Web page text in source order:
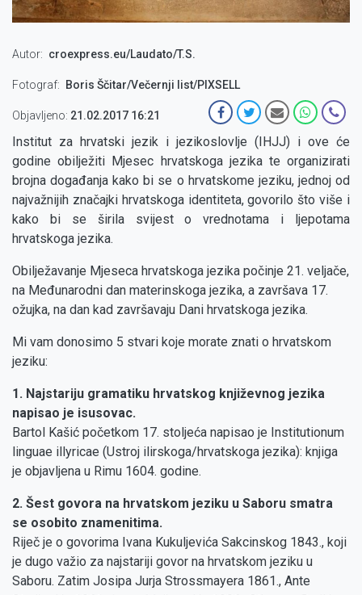
Autor croexpress.eu/Laudato/T.S.
Fotograf Boris Ščitar/Večernji list/PIXSELL
Objavljeno: 21.02.2017 16:21
Institut za hrvatski jezik i jezikoslovlje (IHJJ) i ove će
godine obilježiti Mjesec hrvatskoga jezika te organizirati
brojna događanja kako bi se o hrvatskome jeziku, jednoj od
najvažnijih značajki hrvatskoga identiteta, govorilo što više i
kako bi se širila svijest o vrednotama i ljepotama
hrvatskoga jezika.
Obilježavanje Mjeseca hrvatskoga jezika počinje 21. veljače,
na Međunarodni dan materinskoga jezika, a završava 17.
ožujka, na dan kad završavaju Dani hrvatskoga jezika.
Mi vam donosimo 5 stvari koje morate znati o hrvatskom
jeziku:
1. Najstariju gramatiku hrvatskog književnog jezika
napisao je isusovac.
Bartol Kašić početkom 17. stoljeća napisao je Institutionum
linguae illyricae (Ustroj ilirskoga/hrvatskoga jezika): knjiga
je objavljena u Rimu 1604. godine.
2. Šest govora na hrvatskom jeziku u Saboru smatra
se osobito znamenitima.
Riječ je o govorima Ivana Kukuljevića Sakcinskog 1843., koji
je dugo važio za najstariji govor na hrvatskom jeziku u
Saboru. Zatim Josipa Jurja Strossmayera 1861., Ante